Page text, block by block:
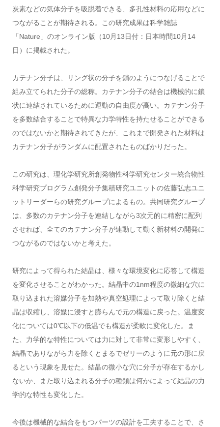
炭素などの気体分子を吸脱着できる、多孔性材料の応用などに
つながることが期待される。この研究成果は科学雑誌
「Nature」のオンライン版（10月13日付：日本時間10月14
日）に掲載された。
カテナン分子は、リング状の分子を鎖のようにつなげることで
組み立てられた分子の総称。カテナン分子の結合は機械的に鎖
状に連結されているために運動の自由度が高い。カテナン分子
を多数結合することで特異な力学特性を持たせることができる
のではないかと期待されてきたが、これまで開発された材料は
カテナン分子がランダムに配置されたものばかりだった。
この研究は、理化学研究所創発物性科学研究センター統合物性
科学研究プログラム創発分子集積研究ユニットの佐藤弘志ユニ
ットリーダーらの研究グループによるもの。共同研究グループ
は、多数のカテナン分子を連結しながら3次元的に精密に配列
させれば、全てのカテナン分子が連動して動く新材料の開発に
つながるのではないかと考えた。
研究によって得られた結晶は、様々な環境変化に応答して構造
を変化させることがわかった。結晶中の1nm程度の微細な穴に
取り込まれた溶媒分子を加熱や真空処理によって取り除くと結
晶は収縮し、溶媒に浸すと膨らんで元の構造に戻った。温度変
化については0℃以下の低温でも構造が柔軟に変化した。ま
た、力学的な特性については力に対して非常に変形しやすく、
結晶でありながら力を除くとまるでゼリーのように元の形に戻
るという現象を見せた。結晶の微小な穴に分子が存在するかし
ないか、また取り込まれる分子の種類は何かによって結晶の力
学的な特性も変化した。
今後は機械的な結合をもつパーツの設計を工夫することで、さ